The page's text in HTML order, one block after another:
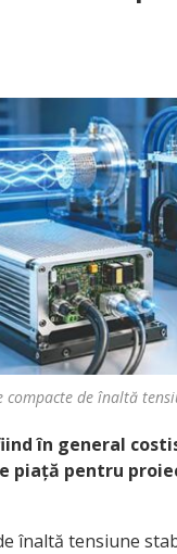
compacte de înaltă
în general
piață pentru
înaltă tensiune